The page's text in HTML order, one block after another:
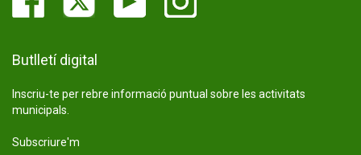
Butlletí digital
Inscriu-te per rebre informació puntual sobre les activitats
municipals.
Subscriure'm